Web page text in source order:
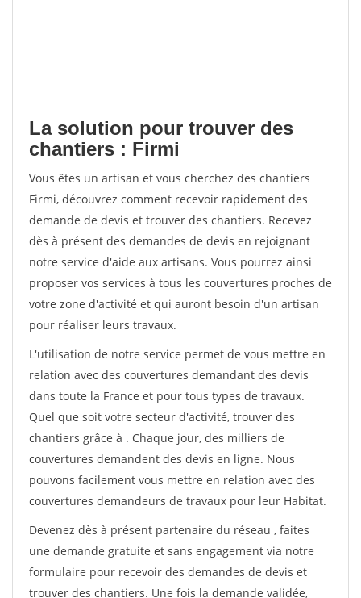
La solution pour trouver des
chantiers : Firmi
Vous êtes un artisan et vous cherchez des chantiers
Firmi, découvrez comment recevoir rapidement des
demande de devis et trouver des chantiers. Recevez
dès à présent des demandes de devis en rejoignant
notre service d'aide aux artisans. Vous pourrez ainsi
proposer vos services à tous les couvertures proches de
votre zone d'activité et qui auront besoin d'un artisan
pour réaliser leurs travaux.
L'utilisation de notre service permet de vous mettre en
relation avec des couvertures demandant des devis
dans toute la France et pour tous types de travaux.
Quel que soit votre secteur d'activité, trouver des
chantiers grâce à . Chaque jour, des milliers de
couvertures demandent des devis en ligne. Nous
pouvons facilement vous mettre en relation avec des
couvertures demandeurs de travaux pour leur Habitat.
Devenez dès à présent partenaire du réseau , faites
une demande gratuite et sans engagement via notre
formulaire pour recevoir des demandes de devis et
trouver des chantiers. Une fois la demande validée,